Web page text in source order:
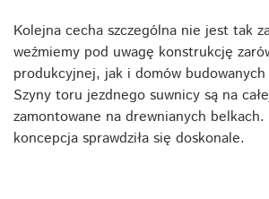
Kolejna cecha szczególna nie jest tak
weźmiemy pod uwagę konstrukcję
produkcyjnej, jak i domów
Szyny toru jezdnego suwnicy są na
zamontowane na drewnianych
koncepcja sprawdziła się doskonale.